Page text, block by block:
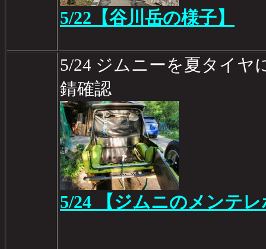
5/22【谷川岳の様子】
5/24 ジムニーを夏タイヤ
錆確認
5/24 【ジムニのメンテレ